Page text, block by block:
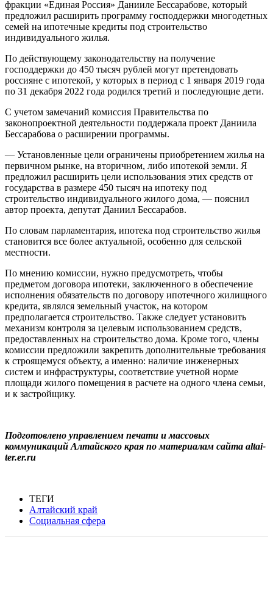
фракции «Единая Россия» Данииле Бессарабове, который
предложил расширить программу господдержки многодетных
семей на ипотечные кредиты под строительство
индивидуального жилья.
По действующему законодательству на получение
господдержки до 450 тысяч рублей могут претендовать
россияне с ипотекой, у которых в период с 1 января 2019 года
по 31 декабря 2022 года родился третий и последующие дети.
С учетом замечаний комиссия Правительства по
законопроектной деятельности поддержала проект Даниила
Бессарабова о расширении программы.
— Установленные цели ограничены приобретением жилья на
первичном рынке, на вторичном, либо ипотекой земли. Я
предложил расширить цели использования этих средств от
государства в размере 450 тысяч на ипотеку под
строительство индивидуального жилого дома, — пояснил
автор проекта, депутат Даниил Бессарабов.
По словам парламентария, ипотека под строительство жилья
становится все более актуальной, особенно для сельской
местности.
По мнению комиссии, нужно предусмотреть, чтобы
предметом договора ипотеки, заключенного в обеспечение
исполнения обязательств по договору ипотечного жилищного
кредита, являлся земельный участок, на котором
предполагается строительство. Также следует установить
механизм контроля за целевым использованием средств,
предоставленных на строительство дома. Кроме того, члены
комиссии предложили закрепить дополнительные требования
к строящемуся объекту, а именно: наличие инженерных
систем и инфраструктуры, соответствие учетной норме
площади жилого помещения в расчете на одного члена семьи,
и к застройщику.
Подготовлено управлением печати и массовых
коммуникаций Алтайского края по материалам сайта altai-
ter.er.ru
ТЕГИ
Алтайский край
Социальная сфера